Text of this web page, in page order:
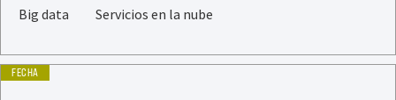
Big data Servicios en la nube
FECHA